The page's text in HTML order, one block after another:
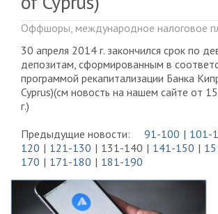
Оффшоры, международное налоговое
30 апреля 2014 г. закончился срок по
депозитам, сформированным в
программой рекапитализации Банка
Cyprus)(см новость на нашем сайте от
г.)
Предыдущие новости:
91-100 101-
120
121-130 131-140 141-150
170
171-180 181-190